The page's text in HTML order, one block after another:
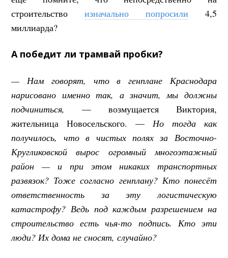
строительствоизначально попросили 4,5
миллиарда?
А победит ли трамвай пробки?
— Нам говорят, что в генплане Краснодара
нарисовано именно так, а значит, мы должны
подчиниться,
— возмущается Виктория,
жительница Новосельского. — Но тогда как
получилось, что в чистых полях за Восточно-
Кругликовской вырос огромный многоэтажный
район — и при этом никаких транспортных
развязок? Тоже согласно генплану? Кто понесёт
ответственность за эту логистическую
катастрофу? Ведь под каждым разрешением на
строительство есть чья-то подпись. Кто эти
люди? Их дома не сносят, случайно?